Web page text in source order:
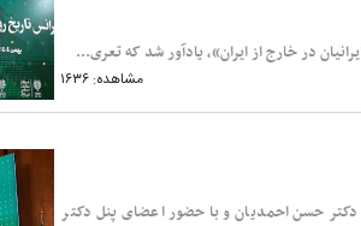
در خارج از ایران»، یادآور شد که تعری...
مشاهده: ۱۶۳۶
حسن احمدیان و با حضور اعضای پنل دکتر